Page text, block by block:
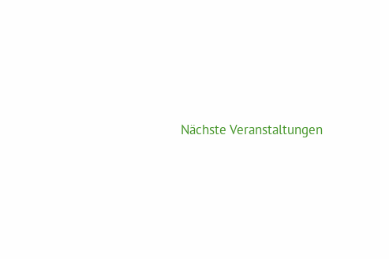
Nächste Veranstaltungen